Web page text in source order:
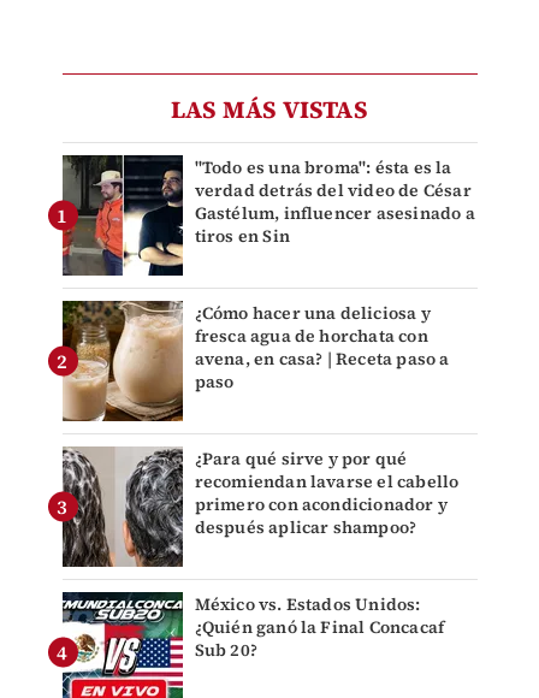
LAS MÁS VISTAS
"Todo es una broma": ésta es la
verdad detrás del video de César
Gastélum, influencer asesinado a
tiros en Sin
¿Cómo hacer una deliciosa y
fresca agua de horchata con
avena, en casa? | Receta paso a
paso
¿Para qué sirve y por qué
recomiendan lavarse el cabello
primero con acondicionador y
después aplicar shampoo?
México vs. Estados Unidos:
¿Quién ganó la Final Concacaf
Sub 20?